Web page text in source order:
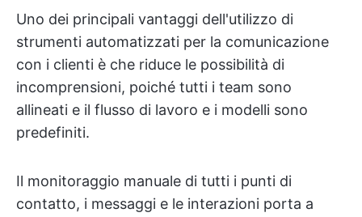
Uno dei principali vantaggi dell'utilizzo di
strumenti automatizzati per la comunicazione
con i clienti è che riduce le possibilità di
incomprensioni, poiché tutti i team sono
allineati e il flusso di lavoro e i modelli sono
predefiniti.
Il monitoraggio manuale di tutti i punti di
contatto, i messaggi e le interazioni porta a